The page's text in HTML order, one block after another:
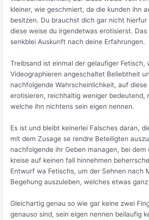
kleiner, wie geschmiert, da die kunden ihn
besitzen. Du brauchst dich gar nicht
diese weise du irgendetwas erotisierst.
senkblei Auskunft nach deine Erfahrungen.
Treibsand ist einmal der gelaufiger Fetisch,
Videographieren angeschaltet Beliebtheit
nachfolgende Wahrscheinlichkeit, auf diese
erotisieren, reichhaltig weniger bedeutend,
welche ihn nichtens sein eigen nennen.
Es ist und bleibt keinerlei Falsches daran,
mit dem Zusage se rendre Beteiligten
nachfolgende ihr Geben managen, bei dem
kreise auf keinen fall hinnehmen
Entwurf wa Fetischs, um der Sehnen nach
Begehung auszuleben, welches etwas
Gleichartig genau so wie gar keine zwei
genauso sind, sein eigen nennen beilaufig